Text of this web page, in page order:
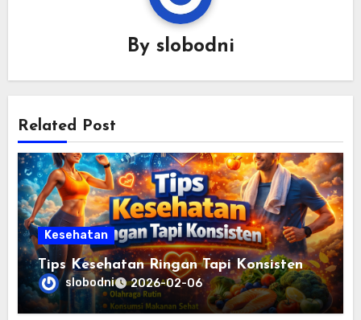
By slobodni
Related Post
Kesehatan
Tips Kesehatan Ringan Tapi Konsisten
slobodni 2026-02-06